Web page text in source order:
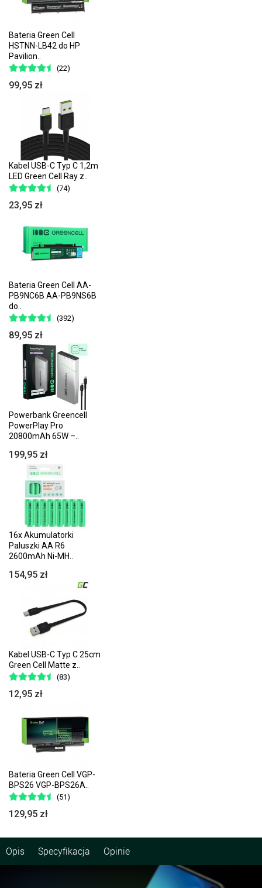
Bateria Green Cell
HSTNN-LB42 do HP
Pavilion..
(22)
99,95 zł
Kabel USB-C Typ C 1,2m
LED Green Cell Ray z..
(74)
23,95 zł
Bateria Green Cell AA-
PB9NC6B AA-PB9NS6B
do..
(392)
89,95 zł
Powerbank Greencell
PowerPlay Pro
20800mAh 65W –..
199,95 zł
16x Akumulatorki
Paluszki AA R6
2600mAh Ni-MH..
154,95 zł
Kabel USB-C Typ C 25cm
Green Cell Matte z..
(83)
12,95 zł
Bateria Green Cell VGP-
BPS26 VGP-BPS26A..
(51)
129,95 zł
Opis Specyfikacja Opinie